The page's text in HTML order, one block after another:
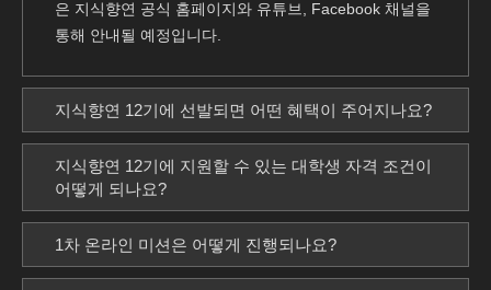
은 지식향연 공식 홈페이지와 유튜브, Facebook 채널을
통해 안내될 예정입니다.
지식향연 12기에 선발되면 어떤 혜택이 주어지나요?
지식향연 12기에 지원할 수 있는 대학생 자격 조건이
어떻게 되나요?
1차 온라인 미션은 어떻게 진행되나요?